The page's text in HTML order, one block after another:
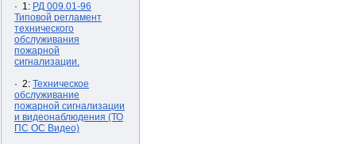
· 1: РД 009.01-96
Типовой регламент
технического
обслуживания
пожарной
сигнализации.
· 2: Техническое
обслуживание
пожарной сигнализации
и видеонаблюдения (ТО
ПС ОС Видео)